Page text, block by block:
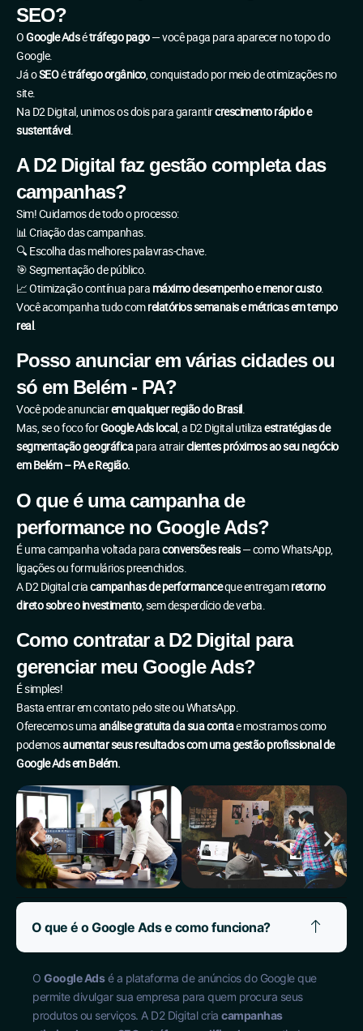
SEO?
OGoogle Adsétráfego pago— você paga para aparecer no topo do
Google.
Já oSEOétráfego orgânico, conquistado por meio de otimizações no
site.
Na D2 Digital, unimos os dois para garantircrescimento rápido e
sustentável
A D2 Digital faz gestão completa das
campanhas?
Sim! Cuidamos de todo o processo:
📊 Criação das campanhas.
🔍 Escolha das melhores palavras-chave.
🎯 Segmentação de público.
📈 Otimização contínua para máximo desempenho e menor custo.
Você acompanha tudo comrelatórios semanais e métricas em tempo
real
Posso anunciar em várias cidades ou
só em Belém - PA?
Você pode anunciarem qualquer região do Brasil.
Mas, se o foco forGoogle Ads local, a D2 Digital utilizaestratégias de
segmentação geográficapara atrairclientes próximos ao seu negócio
em Belém – PA e Região.
O que é uma campanha de
performance no Google Ads?
É uma campanha voltada paraconversões reais— como WhatsApp,
ligações ou formulários preenchidos.
A D2 Digital criacampanhas de performanceque entregamretorno
direto sobre o investimento, sem desperdício de verba.
Como contratar a D2 Digital para
gerenciar meu Google Ads?
É simples!
Basta entrar em contato pelo site ou WhatsApp.
Oferecemos umaanálise gratuita da sua contae mostramos como
podemosaumentar seus resultados com uma gestão profissional de
Google Ads em Belém.
O que é o Google Ads e como funciona?
O Google Adsé a plataforma de anúncios do Google que
permite divulgar sua empresa para quem procura seus
produtos ou serviços. A D2 Digital cria campanhas